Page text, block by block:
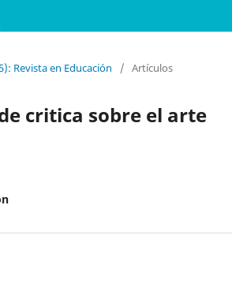
Revista en Educación
/ Artículos
critica sobre el arte